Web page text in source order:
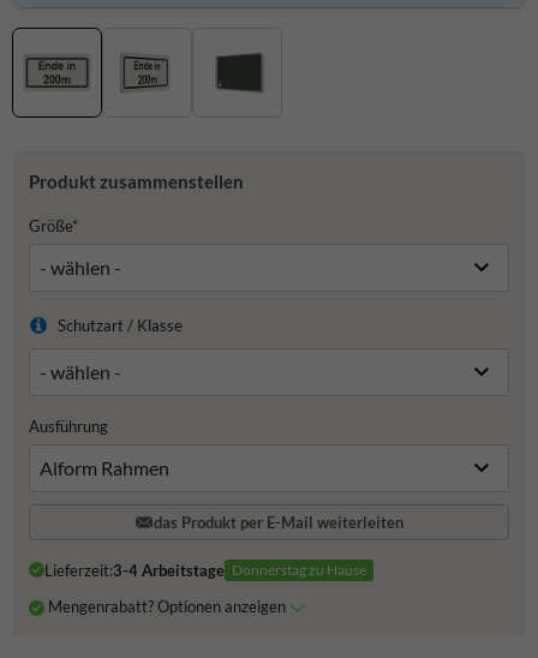
Produkt zusammenstellen
Größe*
Schutzart / Klasse
Ausführung
das Produkt per E-Mail weiterleiten
Lieferzeit:3-4 Arbeitstage Donnerstag zu Hause
Mengenrabatt? Optionen anzeigen